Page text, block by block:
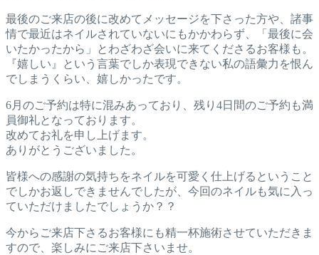
最後のご来店の後に改めてメッセージを下さった方や、諸事
情で最近はネイルされていないにもかかわらず、「最後に会
いたかったから」とわざわざ会いに来てくださるお客様も。
『嬉しい』という言葉でしか表現できない私の語彙力を恨ん
でしまうくらい、嬉しかったです。
6月のご予約は特に混みあっており、残り4日間のご予約も満
員御礼となっております。
改めてお礼を申し上げます。
ありがとうございました。
皆様への感謝の気持ちをネイルを可愛く仕上げるということ
でしかお返しできませんでしたが、今回のネイルも気に入っ
ていただけましたでしょうか？？
今からご来店下さるお客様にも精一杯施術させていただきま
すので、楽しみにご来店下さいませ。